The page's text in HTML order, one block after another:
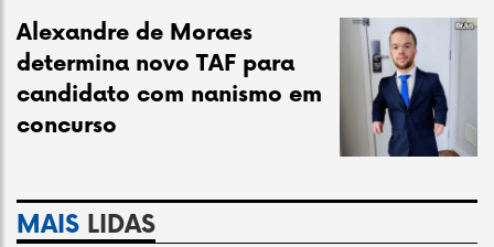
Alexandre de Moraes
determina novo TAF para
candidato com nanismo em
concurso
MAIS LIDAS